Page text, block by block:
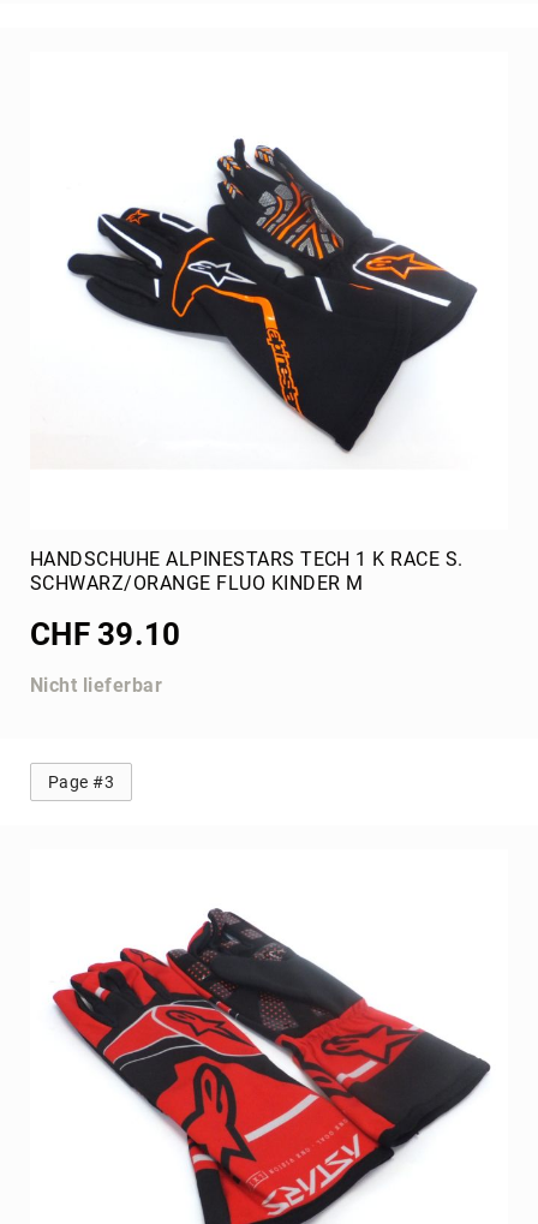
HANDSCHUHE ALPINESTARS TECH 1 K RACE S.
SCHWARZ/ORANGE FLUO KINDER M
CHF 39.10
Nicht lieferbar
Page #3